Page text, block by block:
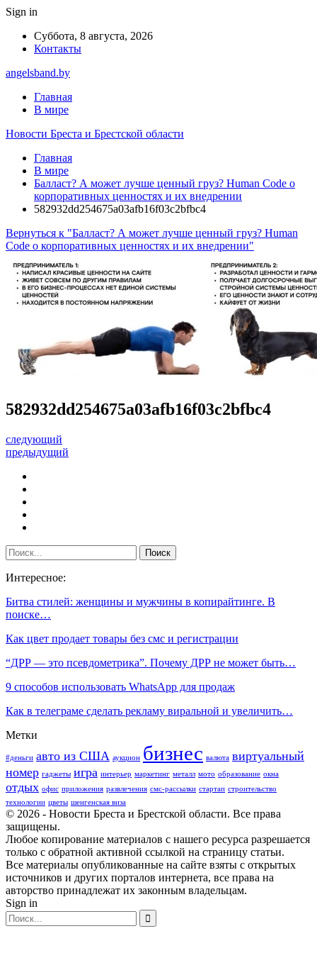
Sign in
Суббота, 8 августа, 2026
Контакты
angelsband.by
Главная
В мире
Новости Бреста и Брестской области
Главная
В мире
Балласт? А может лучше ценный груз? Human Code о
корпоративных ценностях и их внедрении
582932dd254675a03afb16f03c2bfbc4
Вернуться к "Балласт? А может лучше ценный груз? Human
Code о корпоративных ценностях и их внедрении"
582932dd254675a03afb16f03c2bfbc4
следующий
предыдущий
Интересное:
Битва стилей: женщины и мужчины в копирайтинге. В
поиске…
Как цвет продает товары без смс и регистрации
“ДРР — это псевдометрика”. Почему ДРР не может быть…
9 способов использовать WhatsApp для продаж
Как в телеграме сделать рекламу виральной и увеличить…
Метки
#деньги авто из США аукцион бизнес валюта виртуальный
номер гаджеты игра интерьер маркетинг металл мото образование окна
отдых офис приложения развлечения смс-рассылки стартап строительство
технологии цветы шенгенская виза
© 2026 - Новости Бреста и Брестской области. Все права
защищены.
Любое копирование материалов с нашего ресурса разрешается
только с обратной активной ссылкой на страницу статьи.
Все материалы опубликованные на сайте взяты с открытых
источников и других порталов интернета, все права на
авторство принадлежат их законным владельцам.
Sign in